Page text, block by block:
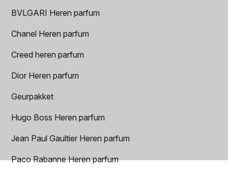
BVLGARI Heren parfum
Chanel Heren parfum
Creed heren parfum
Dior Heren parfum
Geurpakket
Hugo Boss Heren parfum
Jean Paul Gaultier Heren parfum
Paco Rabanne Heren parfum